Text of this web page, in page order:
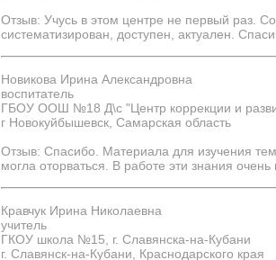
Отзыв: Учусь в этом центре не первый раз.
систематизирован, доступен, актуален.
Новикова Ирина Александровна
воспитатель
ГБОУ ООШ №18 Д\с "Центр коррекции и
г Новокуйбышевск, Самарская область
Отзыв: Спасибо. Материала для изучения
могла оторваться. В работе эти знания
Кравчук Ирина Николаевна
учитель
ГКОУ школа №15, г. Славянска-на-Кубани
г. Славянск-на-Кубани, Краснодарского края